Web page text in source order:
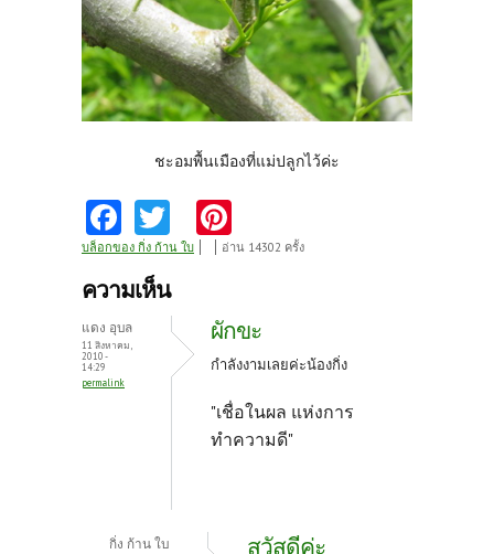
ชะอมพื้นเมืองที่แม่ปลูกไว้ค่ะ
Fa
ce
b
o
o
k
w
itt
er
nt
es
t
บล็อกของ กิ่ง ก้าน ใบ อ่าน 14302 ครั้ง
ความเห็น
แดง อุบล
11 สิงหาคม,
2010 -
14:29
permalink
ผักขะ
กำลังงามเลยค่ะน้องกิ่ง
"เชื่อในผล แห่งการ
ทำความดี"
กิ่ง ก้าน ใบ สวัสดีค่ะ